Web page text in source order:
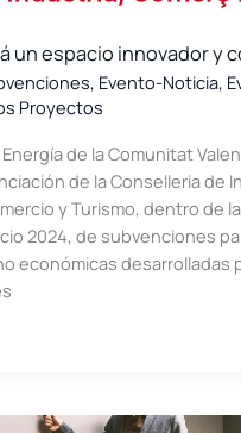
un espacio innovador y
, Evento-Noticia,
Proyectos
de la Comunitat
de la Conselleria de
y Turismo, dentro de
2024, de subvenciones
económicas desarrolladas